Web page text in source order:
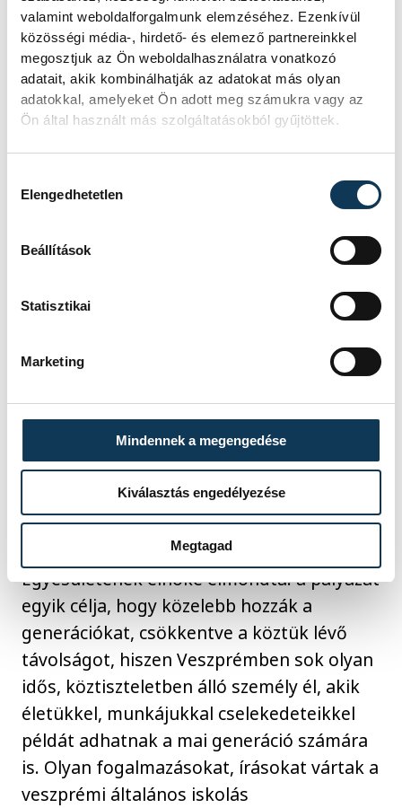
valamint weboldalforgalmunk elemzéséhez. Ezenkívül
közösségi média-, hirdető- és elemező partnereinkkel
megosztjuk az Ön weboldalhasználatra vonatkozó
adatait, akik kombinálhatják az adatokat más olyan
adatokkal, amelyeket Ön adott meg számukra vagy az
Ön által használt más szolgáltatásokból gyűjtöttek.
Elengedhetetlen
Beállítások
Statisztikai
Marketing
Mindennek a megengedése
Kiválasztás engedélyezése
Megtagad
részére Pro Meritis díjat
adományoz.
A programon a fiatalabb korosztályt is
díjazták, hiszen a rendezvény adott
meghirdetett Mesél a múlt című pályázat
Török Lajos, a Nyugdíjasok Érdekvédelmi
Egyesületének elnöke elmondta: a pályázat
egyik célja, hogy közelebb hozzák a
generációkat, csökkentve a köztük lévő
távolságot, hiszen Veszprémben sok olyan
idős, köztiszteletben álló személy él, akik
életükkel, munkájukkal cselekedeteikkel
példát adhatnak a mai generáció számára
is. Olyan fogalmazásokat, írásokat vártak a
veszprémi általános iskolás